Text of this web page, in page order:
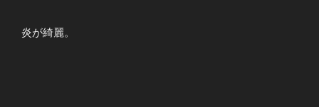
炎が綺麗。